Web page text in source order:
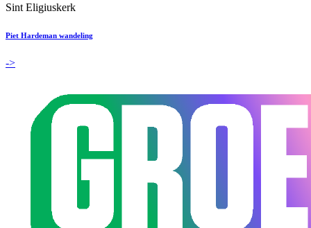
Sint Eligiuskerk
Piet Hardeman wandeling
->